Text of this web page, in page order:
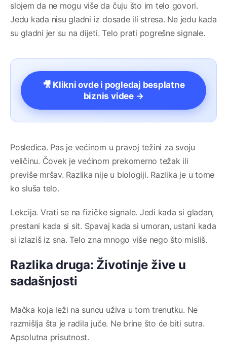
slojem da ne mogu više da čuju što im telo govori.
Jedu kada nisu gladni iz dosade ili stresa. Ne jedu kada
su gladni jer su na dijeti. Telo prati pogrešne signale.
🎥 Klikni ovde i pogledaj besplatne
biznis videe →
Posledica. Pas je većinom u pravoj težini za svoju
veličinu. Čovek je većinom prekomerno težak ili
previše mršav. Razlika nije u biologiji. Razlika je u tome
ko sluša telo.
Lekcija. Vrati se na fizičke signale. Jedi kada si gladan,
prestani kada si sit. Spavaj kada si umoran, ustani kada
si izlaziš iz sna. Telo zna mnogo više nego što misliš.
Razlika druga: Životinje žive u
sadašnjosti
Mačka koja leži na suncu uživa u tom trenutku. Ne
razmišlja šta je radila juče. Ne brine što će biti sutra.
Apsolutna prisutnost.